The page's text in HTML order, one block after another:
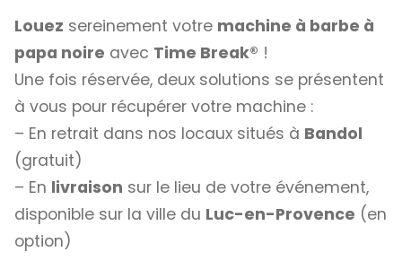
Louez sereinement votre machine à barbe à
papa noire avec Time Break® !
Une fois réservée, deux solutions se présentent
à vous pour récupérer votre machine :
– En retrait dans nos locaux situés à Bandol
(gratuit)
– En livraison sur le lieu de votre événement,
disponible sur la ville du Luc-en-Provence (en
option)